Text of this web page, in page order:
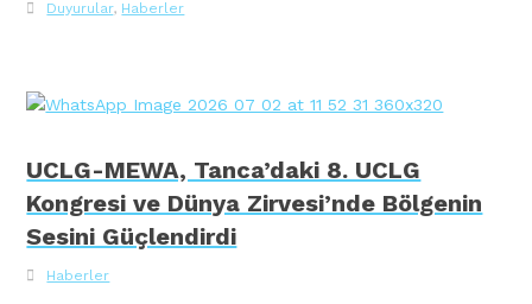
Duyurular, Haberler
UCLG-MEWA, Tanca’daki 8. UCLG
Kongresi ve Dünya Zirvesi’nde Bölgenin
Sesini Güçlendirdi
Haberler